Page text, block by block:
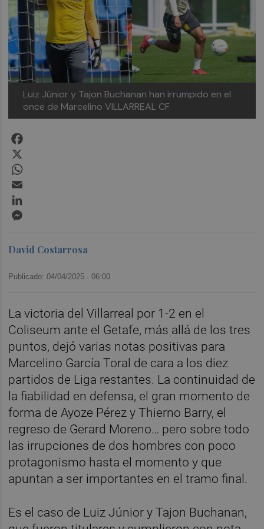
Luiz Júnior y Tajon Buchanan han irrumpido en el
once de MarcelinoVILLARREAL CF
David Costarrosa
Publicado: 04/04/2025 ·06:00
La victoria del Villarreal por 1-2 en el
Coliseum ante el Getafe, más allá de los tres
puntos, dejó varias notas positivas para
Marcelino García Toral de cara a los diez
partidos de Liga restantes. La continuidad de
la fiabilidad en defensa, el gran momento de
forma de Ayoze Pérez y Thierno Barry, el
regreso de Gerard Moreno… pero sobre todo
las irrupciones de dos hombres con poco
protagonismo hasta el momento y que
apuntan a ser importantes en el tramo final.
Es el caso de Luiz Júnior y Tajon Buchanan,